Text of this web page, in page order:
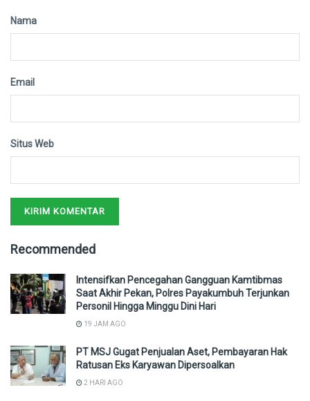
Nama
Email
Situs Web
Recommended
Intensifkan Pencegahan Gangguan Kamtibmas
Saat Akhir Pekan, Polres Payakumbuh Terjunkan
Personil Hingga Minggu Dini Hari
19 JAM AGO
PT MSJ Gugat Penjualan Aset, Pembayaran Hak
Ratusan Eks Karyawan Dipersoalkan
2 HARI AGO